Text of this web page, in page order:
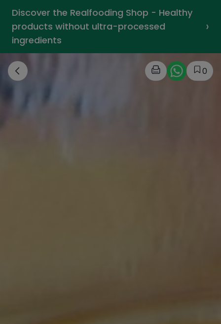
Discover the Realfooding Shop - Healthy
products without ultra-processed
ingredients
›
0